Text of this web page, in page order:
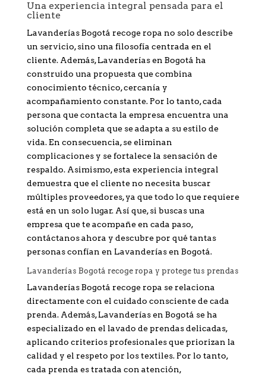
Una experiencia integral pensada para el
cliente
Lavanderías Bogotá recoge ropa no solo describe
un servicio, sino una filosofía centrada en el
cliente. Además, Lavanderías en Bogotá ha
construido una propuesta que combina
conocimiento técnico, cercanía y
acompañamiento constante. Por lo tanto, cada
persona que contacta la empresa encuentra una
solución completa que se adapta a su estilo de
vida. En consecuencia, se eliminan
complicaciones y se fortalece la sensación de
respaldo. Asimismo, esta experiencia integral
demuestra que el cliente no necesita buscar
múltiples proveedores, ya que todo lo que requiere
está en un solo lugar. Así que, si buscas una
empresa que te acompañe en cada paso,
contáctanos ahora y descubre por qué tantas
personas confían en Lavanderías en Bogotá.
Lavanderías Bogotá recoge ropa y protege tus prendas
Lavanderías Bogotá recoge ropa se relaciona
directamente con el cuidado consciente de cada
prenda. Además, Lavanderías en Bogotá se ha
especializado en el lavado de prendas delicadas,
aplicando criterios profesionales que priorizan la
calidad y el respeto por los textiles. Por lo tanto,
cada prenda es tratada con atención,